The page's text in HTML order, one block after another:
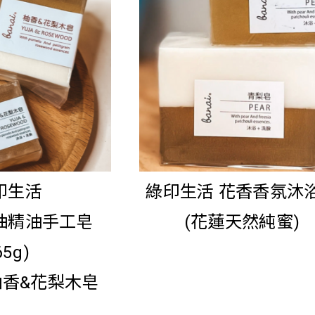
生活
精油手工皂
&花梨木皂
綠印生活 花香香氛沐
(花蓮天然純蜜)